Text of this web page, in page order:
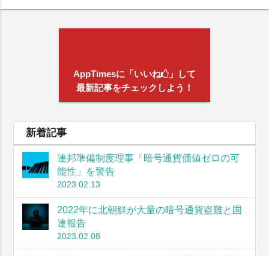
AppTimesに「いいね
」して
最新記事をチェックしよう！
新着記事
連邦準備制度理事「暗号通貨価値ゼロの可
能性」を警告
2023.02.13
2022年に北朝鮮が大量の暗号通貨盗難と国
連報告
2023.02.08